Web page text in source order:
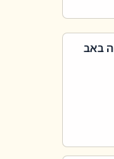
באב